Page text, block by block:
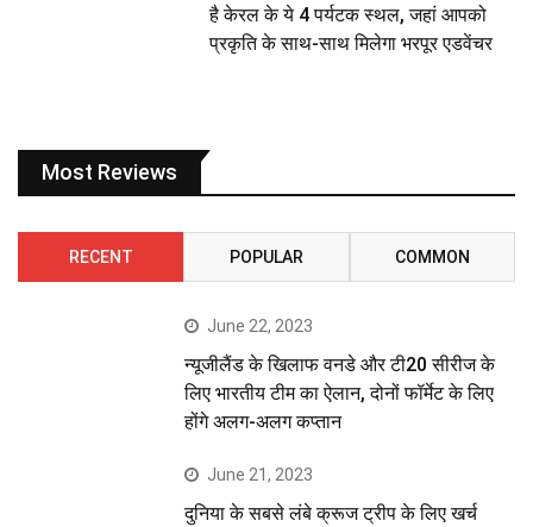
है केरल के ये 4 पर्यटक स्थल, जहां आपको
प्रकृति के साथ-साथ मिलेगा भरपूर एडवेंचर
Most Reviews
RECENT POPULAR COMMON
June 22, 2023
न्यूजीलैंड के खिलाफ वनडे और टी20 सीरीज के
लिए भारतीय टीम का ऐलान, दोनों फॉर्मेट के लिए
होंगे अलग-अलग कप्तान
June 21, 2023
दुनिया के सबसे लंबे क्रूज ट्रीप के लिए खर्च